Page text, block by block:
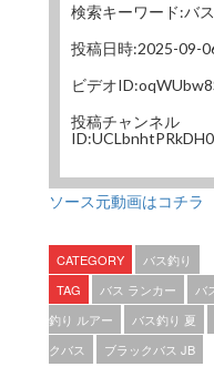
検索キーワード:バ
投稿日時:2025-09-
ビデオ
投稿チャンネル
ソース元動画はコチラ
CATEGORY
バス釣り
TAG
バス ランカー バ
釣り ルアー
バス釣り 夏
クバス
ブラックバス JB